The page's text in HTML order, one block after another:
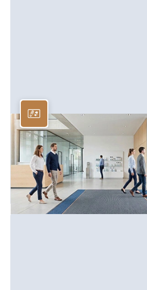
Schmutzfangmatten
Eingangsmatten und
Gebäudeeingänge und Flure.
Mehr erfahren